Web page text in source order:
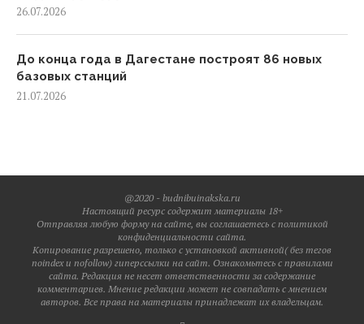
26.07.2026
До конца года в Дагестане построят 86 новых
базовых станций
21.07.2026
@2020 - budnibuinakska.ru
Настоящий ресурс содержит материалы 18+
Отправляя любую форму на сайте, вы соглашаетесь с политикой
конфиденциальности сайта.
Копирование разрешено, только с установкой активной( без тегов
noindex и nofollow) гиперссылки на сайт. Ознакомьтесь с правилами
сайта. Редакция не несет ответственности за содержание
комментариев. Мнение редакции может не совпадать с мнением
авторов. Все права на материалы принадлежат их владельцам.